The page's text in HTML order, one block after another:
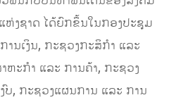
ຫ່ງຊາດ ໄດ້ຍົກຂຶ້ນໃນກອງປະຊຸມ
ນເງິນ, ກະຊວງກະສິກຳ ແລະ
ຫະກຳ ແລະ ການຄ້າ, ກະຊວງ
, ກະຊວງແຜນການ ແລະ ການ